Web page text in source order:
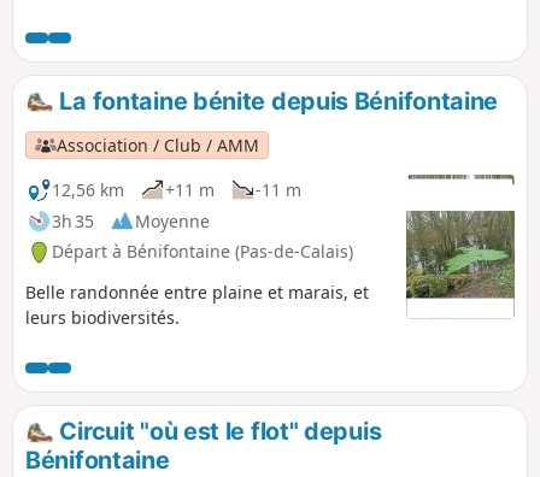
La fontaine bénite depuis Bénifontaine
Association / Club / AMM
12,56 km
+11 m
-11 m
3h 35
Moyenne
Départ à Bénifontaine (Pas-de-Calais)
Belle randonnée entre plaine et marais, et
leurs biodiversités.
Circuit "où est le flot" depuis
Bénifontaine